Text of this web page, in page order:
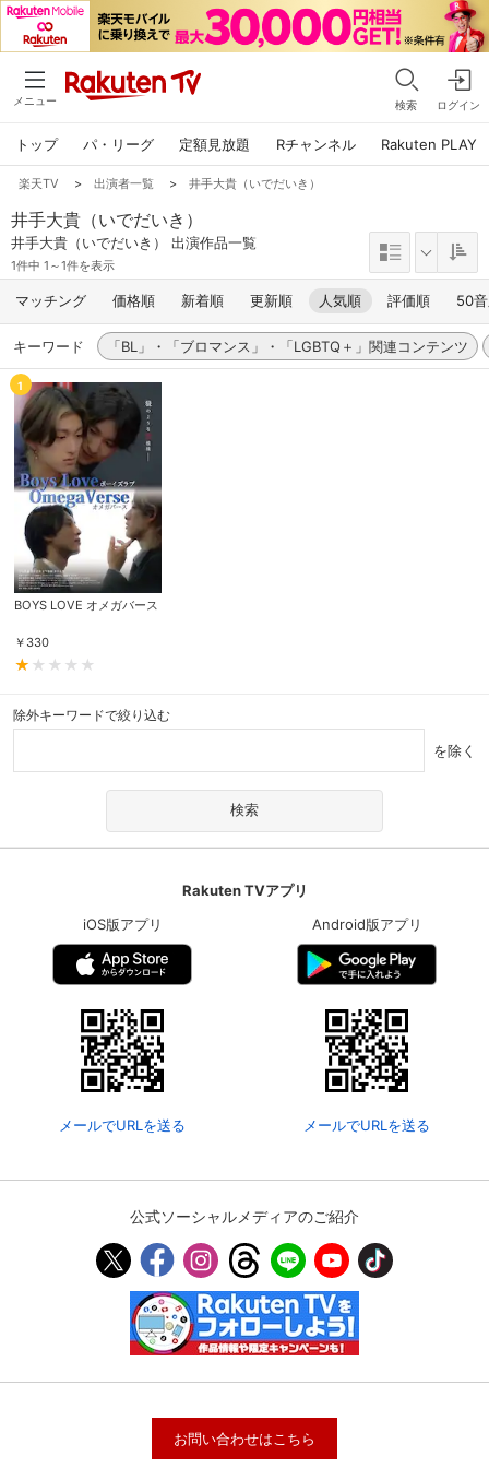
メニュー 検索 ログイン
トップ パ・リーグ 定額見放題 Rチャンネル Rakuten PLAY
楽天TV > 出演者一覧 > 井手大貴（いでだいき）
井手大貴（いでだいき）
井手大貴（いでだいき） 出演作品一覧
1件中 1～1件を表示
マッチング 価格順 新着順 更新順 人気順 評価順 50
キーワード 「BL」・「ブロマンス」・「LGBTQ＋」関連コンテンツ
1
BOYS LOVE オメガバース
￥ 330
除外キーワードで絞り込む
を除く
Rakuten TVアプリ
iOS版アプリ
メールでURLを送る
Android版アプリ
メールでURLを送る
公式ソーシャルメディアのご紹介
お問い合わせはこちら